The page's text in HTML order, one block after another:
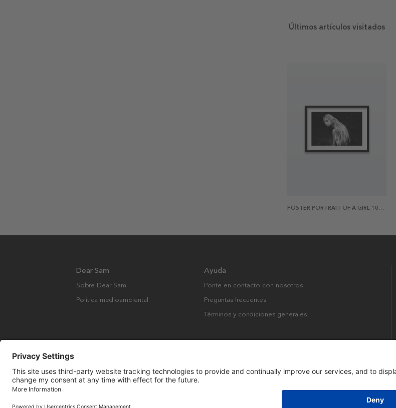
Últimos artículos visitados
POSTER PORTRAIT OF A GIRL 100X70
Dear Sam
Sobre Dear Sam
Política medioambiental
Ayuda
Ponte en contacto con nosotros
Preguntas frecuentes
Términos y condiciones generales